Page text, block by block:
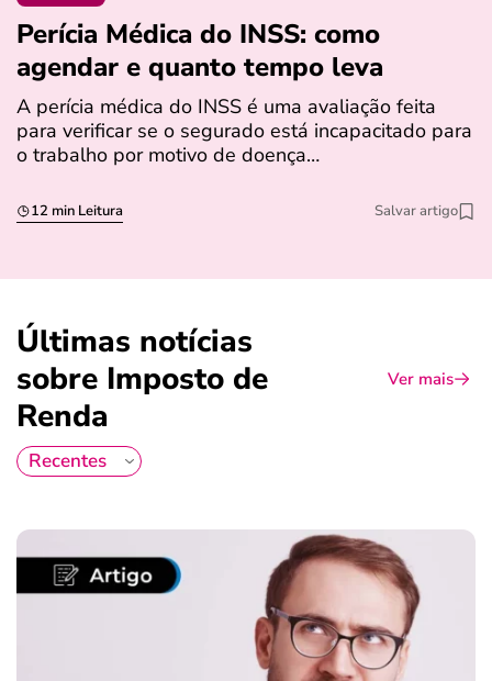
Perícia Médica do INSS: como
agendar e quanto tempo leva
A perícia médica do INSS é uma avaliação feita
para verificar se o segurado está incapacitado para
o trabalho por motivo de doença…
12 min Leitura Salvar artigo
Últimas notícias
sobre Imposto de
Renda
Ver mais